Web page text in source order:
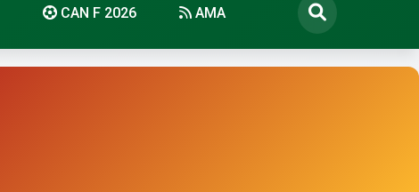
CAN F 2026 AMA